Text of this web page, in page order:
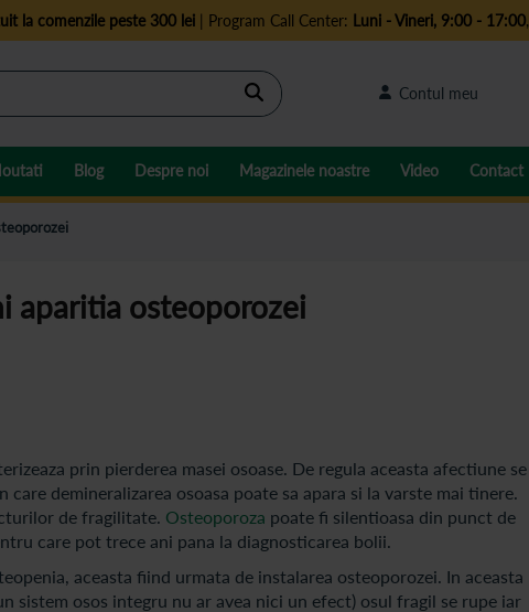
la comenzile peste 300 lei| Program Call Center: Luni - Vineri, 9:00 - 17:00,
Cautare Contul meu
Blog Despre noi Magazinele noastre Video Contact
aparitia osteoporozei
prin pierderea masei osoase. De regula aceasta afectiune se
demineralizarea osoasa poate sa apara si la varste mai tinere.
de fragilitate. Osteoporoza poate fi silentioasa din punct de
care pot trece ani pana la diagnosticarea bolii.
aceasta fiind urmata de instalarea osteoporozei. In aceasta
sistem osos integru nu ar avea nici un efect) osul fragil se rupe iar